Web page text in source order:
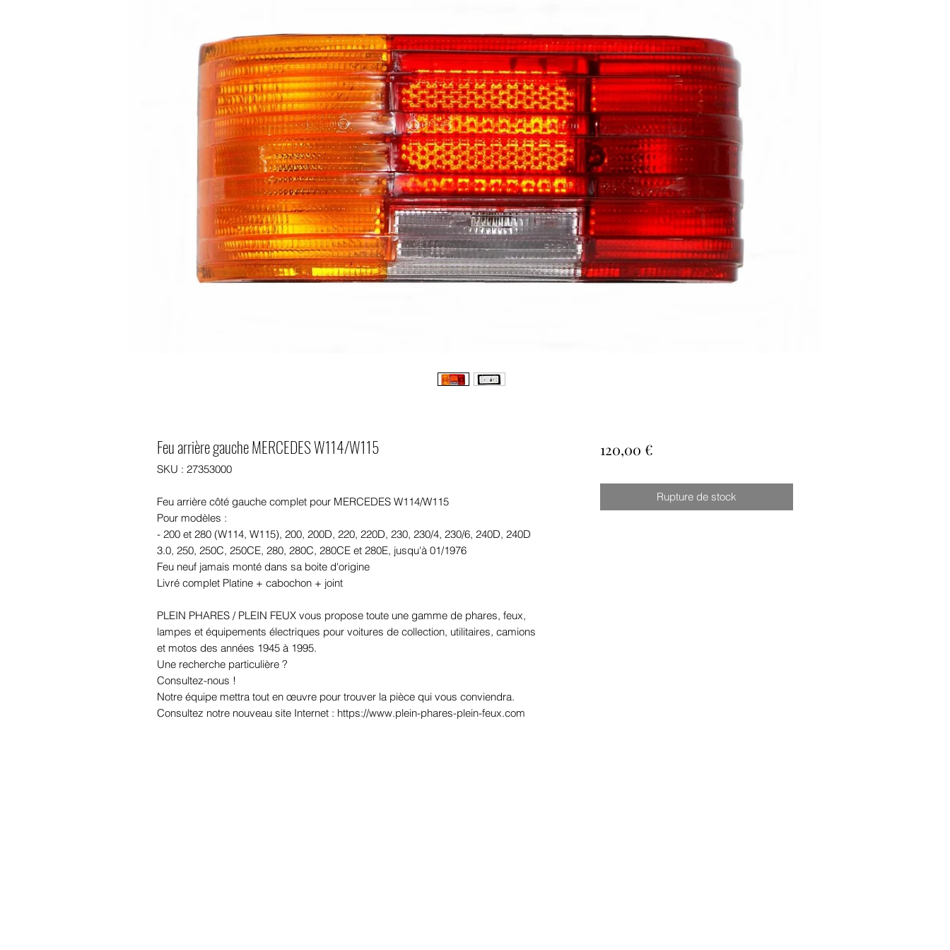
Feu arrière gauche MERCEDES W114/W115
SKU : 27353000
Feu arrière côté gauche complet pour MERCEDES W114/W115
Pour modèles :
- 200 et 280 (W114, W115), 200, 200D, 220, 220D, 230, 230/4, 230/6, 240D, 240D
3.0, 250, 250C, 250CE, 280, 280C, 280CE et 280E, jusqu'à 01/1976
Feu neuf jamais monté dans sa boite d'origine
Livré complet Platine + cabochon + joint
PLEIN PHARES / PLEIN FEUX vous propose toute une gamme de phares, feux,
lampes et équipements électriques pour voitures de collection, utilitaires, camions
et motos des années 1945 à 1995.
Une recherche particulière ?
Consultez-nous !
Notre équipe mettra tout en œuvre pour trouver la pièce qui vous conviendra.
Consultez notre nouveau site Internet : https://www.plein-phares-plein-feux.com
120,00 €Prix
Rupture de stock